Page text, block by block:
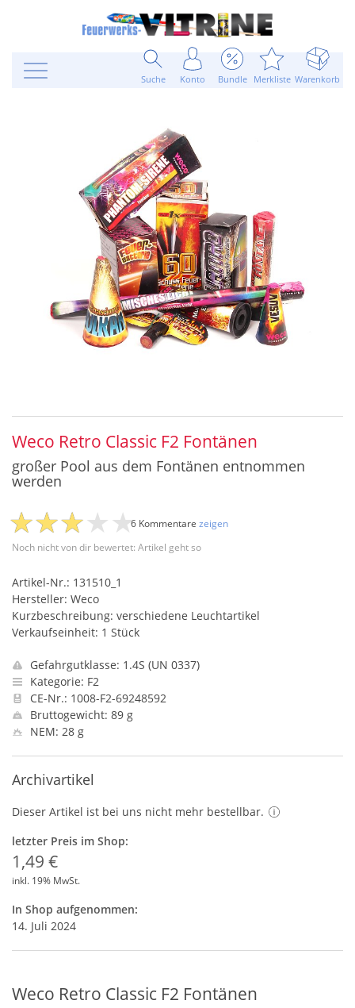
Suche Konto Bundle Merkliste Warenkorb
Weco Retro Classic F2 Fontänen
großer Pool aus dem Fontänen entnommen
werden
Noch nicht von dir bewertet: Artikel geht so
6 Kommentare zeigen
Artikel-Nr.: 131510_1
Hersteller: Weco
Kurzbeschreibung: verschiedene Leuchtartikel
Verkaufseinheit: 1 Stück
Gefahrgutklasse: 1.4S (UN 0337)
Kategorie: F2
CE-Nr.: 1008-F2-69248592
Bruttogewicht: 89 g
NEM: 28 g
Archivartikel
Dieser Artikel ist bei uns nicht mehr bestellbar.
letzter Preis im Shop:
1,49 €
inkl. 19% MwSt.
In Shop aufgenommen:
14. Juli 2024
Weco Retro Classic F2 Fontänen